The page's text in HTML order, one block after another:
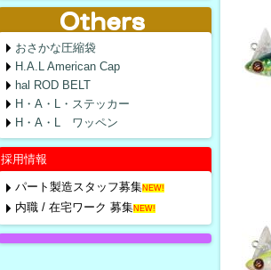
おさかな圧縮袋
H.A.L American Cap
hal ROD BELT
H・A・L・ステッカー
H・A・L ワッペン
採用情報
パート製造スタッフ募集NEW!
内職 / 在宅ワーク 募集NEW!